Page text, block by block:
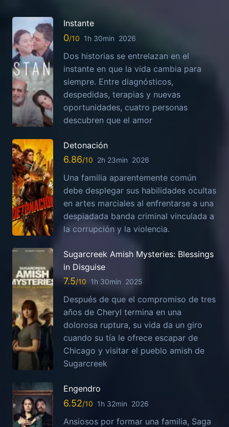
Instante
0 1h 30min 2026
Dos historias se entrelazan en el
instante en que la vida cambia para
siempre. Entre diagnósticos,
despedidas, terapias y nuevas
oportunidades, cuatro personas
descubren que el amor
Detonación
6.86 2h 23min 2026
Una familia aparentemente común
debe desplegar sus habilidades ocultas
en artes marciales al enfrentarse a una
despiadada banda criminal vinculada a
la corrupción y la violencia.
Sugarcreek Amish Mysteries: Blessings
in Disguise
7.5 1h 30min 2025
Después de que el compromiso de tres
años de Cheryl termina en una
dolorosa ruptura, su vida da un giro
cuando su tía le ofrece escapar de
Chicago y visitar el pueblo amish de
Sugarcreek
Engendro
6.52 1h 32min 2026
Ansiosos por formar una familia, Saga